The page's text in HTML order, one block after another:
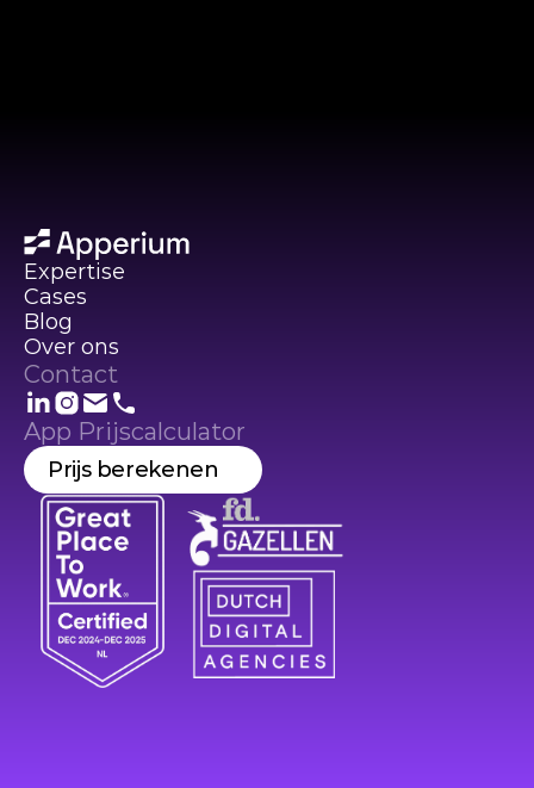
Expertise
Cases
Blog
Over ons
Contact
App Prijscalculator
Prijs berekenen